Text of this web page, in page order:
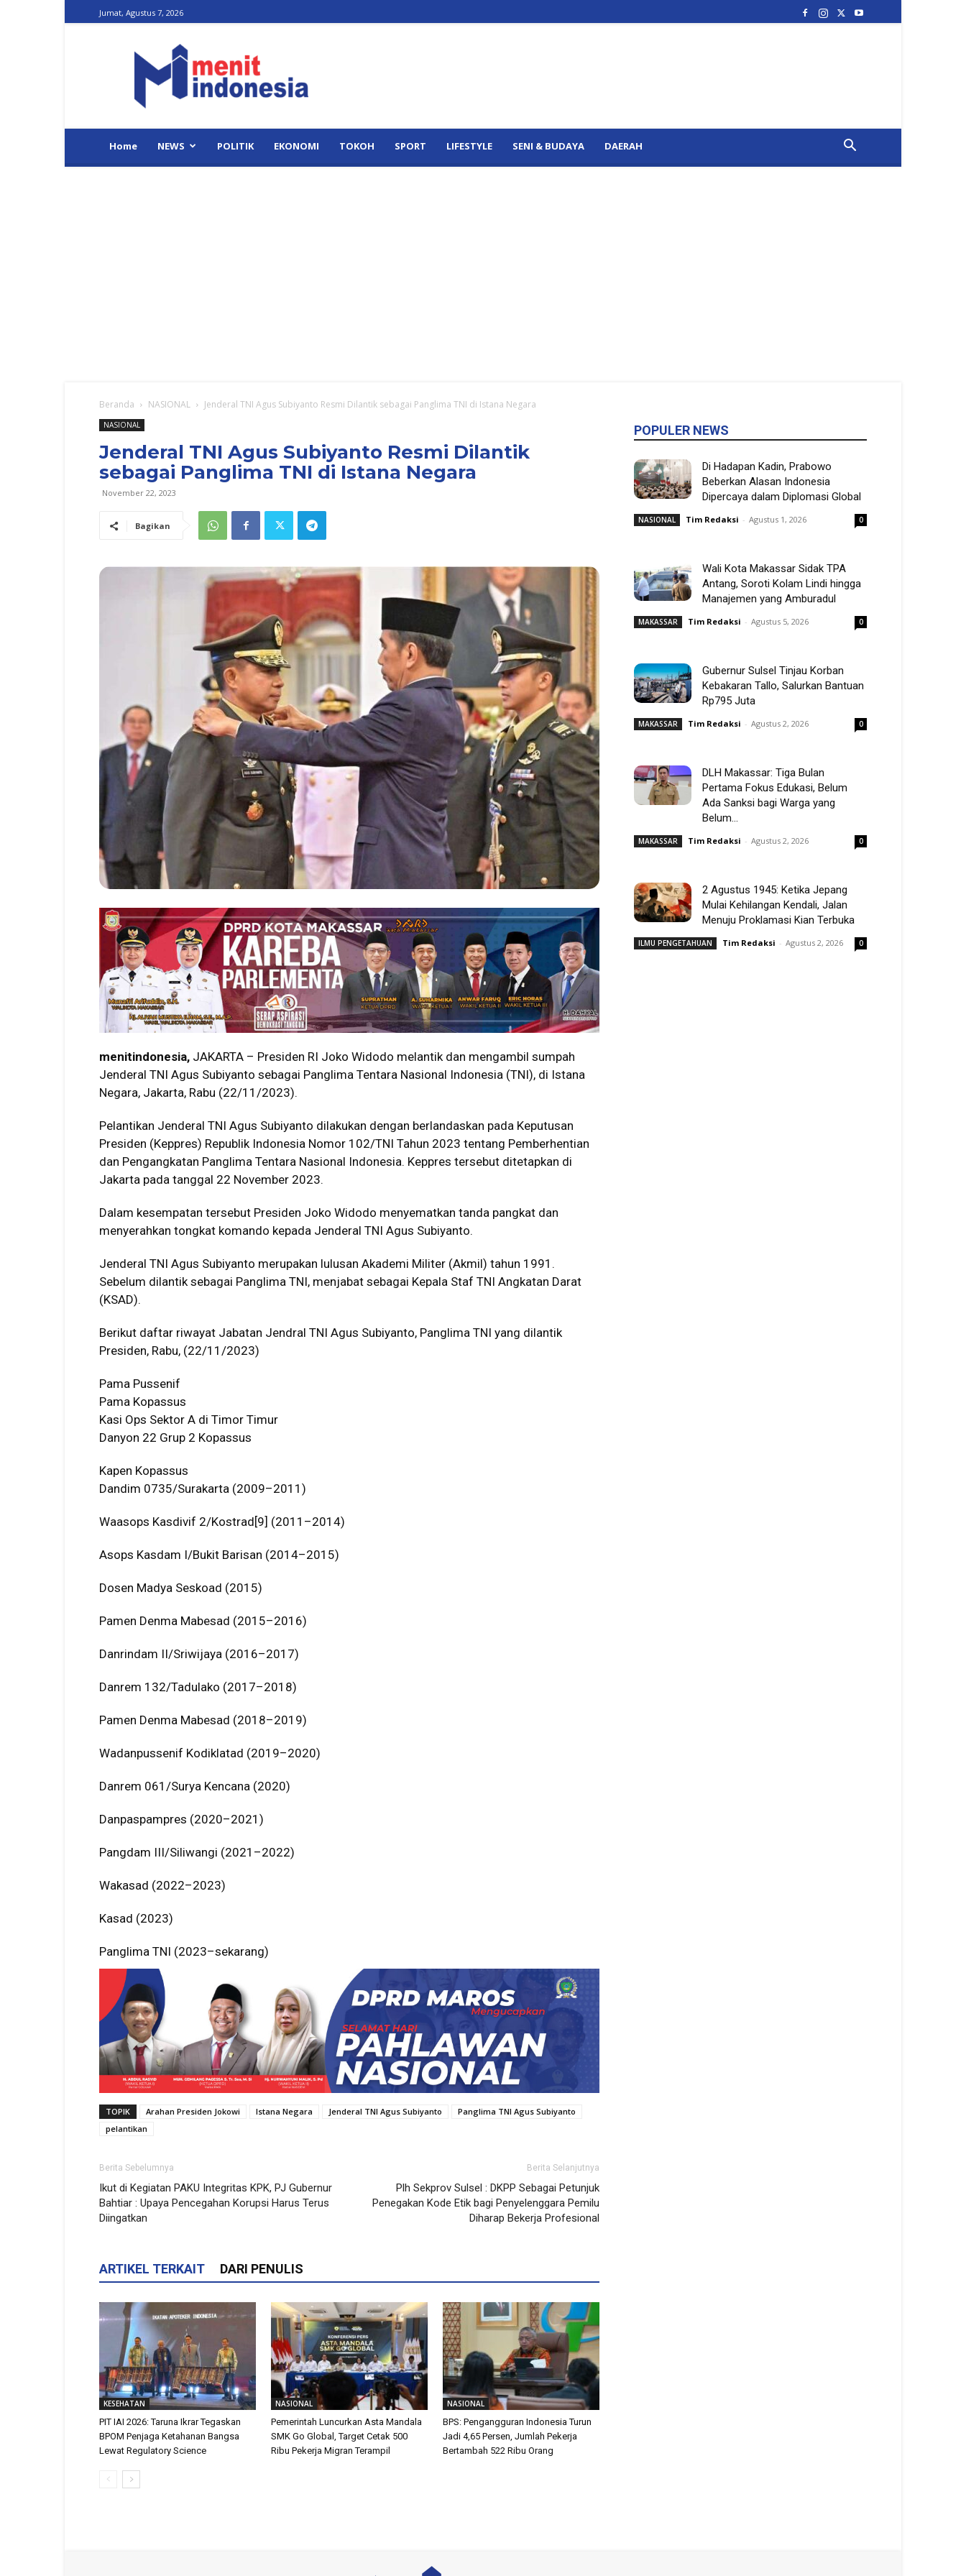
Jumat, Agustus 7, 2026
Indonesia
Home NEWS POLITIK EKONOMI TOKOH SPORT LIFESTYLE SENI & BUDAYA DAERAH
Beranda NASIONAL Jenderal TNI Agus Subiyanto Resmi Dilantik sebagai Panglima TNI di Istana Negara
NASIONAL
Jenderal TNI Agus Subiyanto Resmi Dilantik
sebagai Panglima TNI di Istana Negara
November 22, 2023
Bagikan
menitindonesia, JAKARTA – Presiden RI Joko Widodo melantik dan mengambil sumpah
Jenderal TNI Agus Subiyanto sebagai Panglima Tentara Nasional Indonesia (TNI), di Istana
Negara, Jakarta, Rabu (22/11/2023).
Pelantikan Jenderal TNI Agus Subiyanto dilakukan dengan berlandaskan pada Keputusan
Presiden (Keppres) Republik Indonesia Nomor 102/TNI Tahun 2023 tentang Pemberhentian
dan Pengangkatan Panglima Tentara Nasional Indonesia. Keppres tersebut ditetapkan di
Jakarta pada tanggal 22 November 2023.
Dalam kesempatan tersebut Presiden Joko Widodo menyematkan tanda pangkat dan
menyerahkan tongkat komando kepada Jenderal TNI Agus Subiyanto.
Jenderal TNI Agus Subiyanto merupakan lulusan Akademi Militer (Akmil) tahun 1991.
Sebelum dilantik sebagai Panglima TNI, menjabat sebagai Kepala Staf TNI Angkatan Darat
(KSAD).
Berikut daftar riwayat Jabatan Jendral TNI Agus Subiyanto, Panglima TNI yang dilantik
Presiden, Rabu, (22/11/2023)
Pama Pussenif
Pama Kopassus
Kasi Ops Sektor A di Timor Timur
Danyon 22 Grup 2 Kopassus
Kapen Kopassus
Dandim 0735/Surakarta (2009–2011)
Waasops Kasdivif 2/Kostrad[9] (2011–2014)
Asops Kasdam I/Bukit Barisan (2014–2015)
Dosen Madya Seskoad (2015)
Pamen Denma Mabesad (2015–2016)
Danrindam II/Sriwijaya (2016–2017)
Danrem 132/Tadulako (2017–2018)
Pamen Denma Mabesad (2018–2019)
Wadanpussenif Kodiklatad (2019–2020)
Danrem 061/Surya Kencana (2020)
Danpaspampres (2020–2021)
Pangdam III/Siliwangi (2021–2022)
Wakasad (2022–2023)
Kasad (2023)
Panglima TNI (2023–sekarang)
TOPIK Arahan Presiden Jokowi Istana Negara Jenderal TNI Agus Subiyanto
Panglima TNI Agus Subiyanto
pelantikan
Berita Sebelumnya
Ikut di Kegiatan PAKU Integritas KPK, PJ Gubernur
Bahtiar : Upaya Pencegahan Korupsi Harus Terus
Diingatkan
Berita Selanjutnya
Plh Sekprov Sulsel : DKPP Sebagai Petunjuk
Penegakan Kode Etik bagi Penyelenggara Pemilu
Diharap Bekerja Profesional
ARTIKEL TERKAIT DARI PENULIS
KESEHATAN
PIT IAI 2026: Taruna Ikrar Tegaskan
BPOM Penjaga Ketahanan Bangsa
Lewat Regulatory Science
NASIONAL
Pemerintah Luncurkan Asta Mandala
SMK Go Global, Target Cetak 500
Ribu Pekerja Migran Terampil
NASIONAL
BPS: Pengangguran Indonesia Turun
Jadi 4,65 Persen, Jumlah Pekerja
Bertambah 522 Ribu Orang
POPULER NEWS
Di Hadapan Kadin, Prabowo
Beberkan Alasan Indonesia
Dipercaya dalam Diplomasi Global
NASIONAL Tim Redaksi - Agustus 1, 2026 0
Wali Kota Makassar Sidak TPA
Antang, Soroti Kolam Lindi hingga
Manajemen yang Amburadul
MAKASSAR Tim Redaksi - Agustus 5, 2026 0
Gubernur Sulsel Tinjau Korban
Kebakaran Tallo, Salurkan Bantuan
Rp795 Juta
MAKASSAR Tim Redaksi - Agustus 2, 2026 0
DLH Makassar: Tiga Bulan
Pertama Fokus Edukasi, Belum
Ada Sanksi bagi Warga yang
Belum...
MAKASSAR Tim Redaksi - Agustus 2, 2026 0
2 Agustus 1945: Ketika Jepang
Mulai Kehilangan Kendali, Jalan
Menuju Proklamasi Kian Terbuka
ILMU PENGETAHUAN Tim Redaksi - Agustus 2, 2026 0